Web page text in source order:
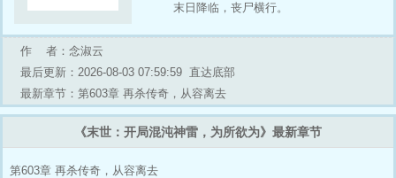
末日降临，丧尸横行。
【恭喜宿主垂钓成功，获得神话级异能：
【恭喜宿主垂钓成功，获得传说级技能：
储物空间！】
……
从此，叶枫技能无限、战力爆表、狂收物
资、女神入怀，吊打一切不服……
再回首，叶枫已然横推末世，女神满怀。
作 者：念淑云
最后更新：2026-08-03 07:59:59 直达底部
最新章节：第603章 再杀传奇，从容离去
《末世：开局混沌神雷，为所欲为》最新章节
第603章 再杀传奇，从容离去